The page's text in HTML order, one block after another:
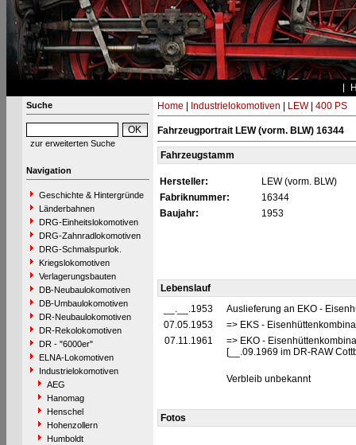
Suche
zur erweiterten Suche
Navigation
Geschichte & Hintergründe
Länderbahnen
DRG-Einheitslokomotiven
DRG-Zahnradlokomotiven
DRG-Schmalspurlok.
Kriegslokomotiven
Verlagerungsbauten
DB-Neubaulokomotiven
DB-Umbaulokomotiven
DR-Neubaulokomotiven
DR-Rekolokomotiven
DR - "6000er"
ELNA-Lokomotiven
Industrielokomotiven
AEG
Hanomag
Henschel
Hohenzollern
Humboldt
Home Industrielokomotiven LEW| 400 PS
Fahrzeugportrait LEW (vorm. BLW) 16344
Fahrzeugstamm
Hersteller:
LEW (vorm. BLW)
Fabriknummer:
16344
Baujahr:
1953
Lebenslauf
__.__.1953
Auslieferung an EKO -
07.05.1953
=> EKS -
07.11.1961
=> EKO -
[__.09.1969 im DR-RAW
Verbleib unbekannt
Fotos